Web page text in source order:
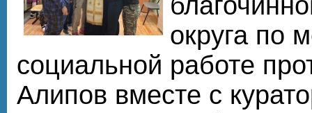
округа по
социальной работе
Алипов вместе с